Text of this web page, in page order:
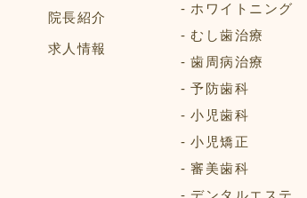
院長紹介
求人情報
ホワイトニング
むし歯治療
歯周病治療
予防歯科
小児歯科
小児矯正
審美歯科
デンタルエステ